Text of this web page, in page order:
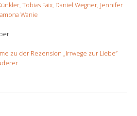
Tobias Faix, Daniel Wegner, Jennifer
Wanie
zu der Rezension „Irrwege zur Liebe“